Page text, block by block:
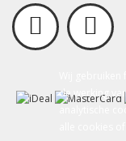
de werking